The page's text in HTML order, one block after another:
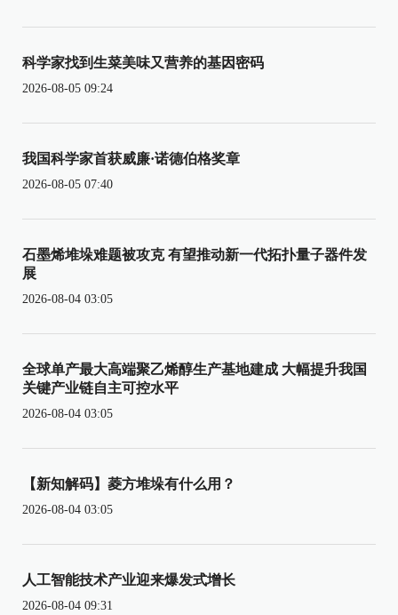
科学家找到生菜美味又营养的基因密码
2026-08-05 09:24
我国科学家首获威廉·诺德伯格奖章
2026-08-05 07:40
石墨烯堆垛难题被攻克 有望推动新一代拓扑量子器件发
展
2026-08-04 03:05
全球单产最大高端聚乙烯醇生产基地建成 大幅提升我国
关键产业链自主可控水平
2026-08-04 03:05
【新知解码】菱方堆垛有什么用？
2026-08-04 03:05
人工智能技术产业迎来爆发式增长
2026-08-04 09:31